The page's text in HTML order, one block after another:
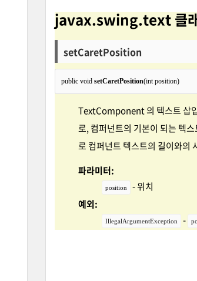
javax.swing.text 클
setCaretPosition
public void setCaretPosition
TextComponent 의 텍스트 삽
로, 컴퍼넌트의 기본이 되는 텍
로 컴퍼넌트 텍스트의 길이와의
파라미터:
position
- 위치
예외:
IllegalArgumentException -